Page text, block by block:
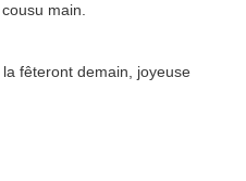
main.
fêteront demain, joyeuse